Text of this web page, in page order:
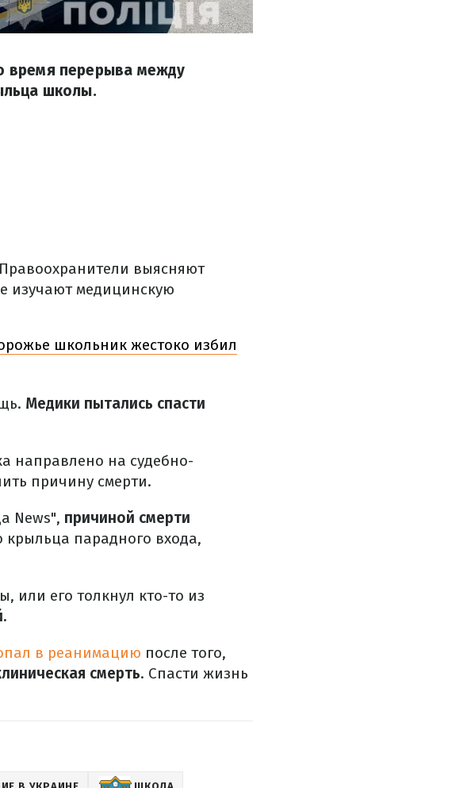
время перерыва между
школы.
Правоохранители выясняют
изучают медицинскую
школьник жестоко избил
Медики пытались спасти
направлено на судебно-
причину смерти.
News", причиной смерти
крыльца парадного входа,
или его толкнул кто-то из
в реанимацию после того,
смерть. Спасти жизнь